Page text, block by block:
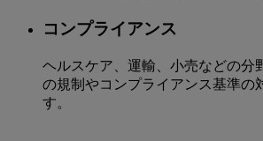
コンプライアンス
ヘルスケア、運輸、小売などの分
の規制やコンプライアンス基準の
す。